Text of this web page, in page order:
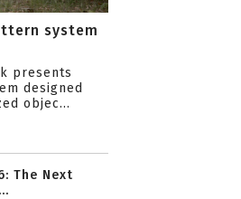
system
presents
designed
objec...
The Next